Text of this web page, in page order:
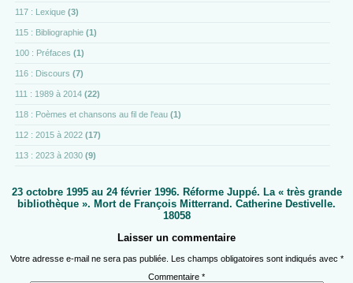
117 : Lexique (3)
115 : Bibliographie (1)
100 : Préfaces (1)
116 : Discours (7)
111 : 1989 à 2014 (22)
118 : Poèmes et chansons au fil de l'eau (1)
112 : 2015 à 2022 (17)
113 : 2023 à 2030 (9)
23 octobre 1995 au 24 février 1996. Réforme Juppé. La « très grande
bibliothèque ». Mort de François Mitterrand. Catherine Destivelle.
18058
Laisser un commentaire
Votre adresse e-mail ne sera pas publiée. Les champs obligatoires sont indiqués avec *
Commentaire *